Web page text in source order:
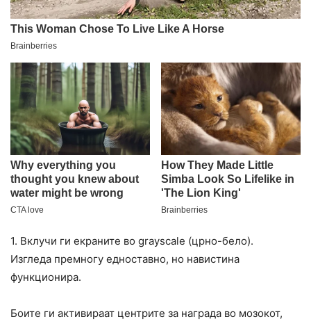
1. Вклучи ги екраните во grayscale (црно-бело).
Изгледа премногу едноставно, но навистина
функционира.
Боите ги активираат центрите за награда во мозокот,